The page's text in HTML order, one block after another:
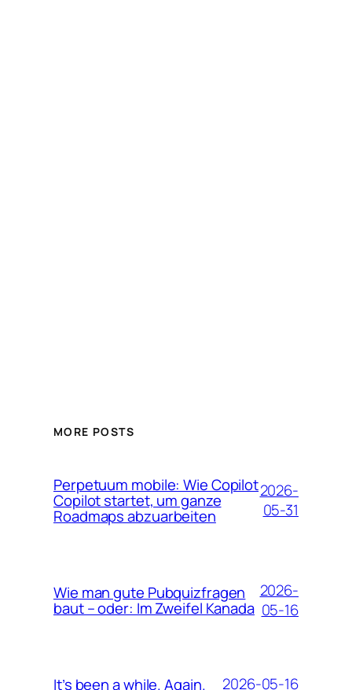
MORE POSTS
Perpetuum mobile: Wie Copilot
Copilot startet, um ganze
Roadmaps abzuarbeiten
2026-
05-31
Wie man gute Pubquizfragen
baut – oder: Im Zweifel Kanada
2026-
05-16
It’s been a while. Again. 2026-05-16